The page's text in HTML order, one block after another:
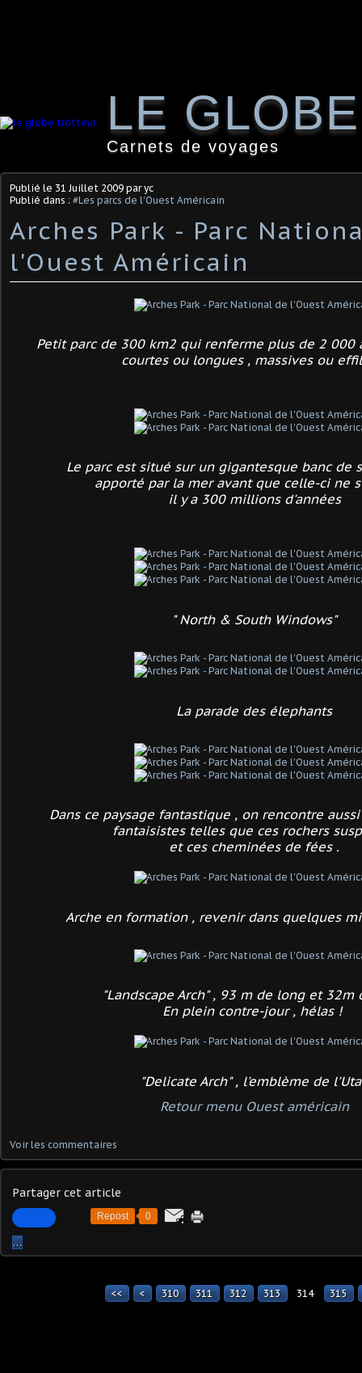
LE
Carnets de voyages
Publié le 31 Juillet 2009 par yc
Publié dans : #Les parcs de l'Ouest Américain
Arches Park - Parc
l'Ouest Américain
Petit parc de 300 km2 qui renferme plus de 2 000
courtes ou longues , massives ou
Le parc est situé sur un gigantesque banc de
apporté par la mer avant que celle-ci ne
il y a 300 millions d'années
" North & South Windows"
La parade des élephants
Dans ce paysage fantastique , on rencontre
fantaisistes telles que ces rochers
et ces cheminées de fées .
Arche en formation , revenir dans quelques
"Landscape Arch" , 93 m de long et 32m
En plein contre-jour , hélas !
"Delicate Arch" , l'emblème de
Retour menu Ouest américain
Voir les commentaires
Partager cet article
Repost 0
…
<< < 300
310 311 312 313 314 315